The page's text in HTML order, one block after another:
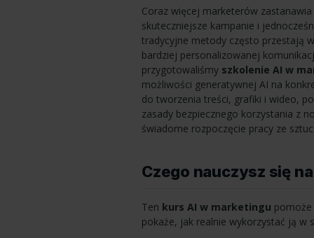
Coraz więcej marketerów
skuteczniejsze kampanie i
tradycyjne metody często przestają
bardziej personalizowanej
przygotowaliśmy szkolenie AI w
możliwości generatywnej AI na
do tworzenia treści, grafiki i wideo,
zasady bezpiecznego korzystania z
świadome rozpoczęcie pracy ze
Czego nauczysz się
Ten kurs AI w marketingu pomoże
pokaże, jak realnie wykorzystać ją w